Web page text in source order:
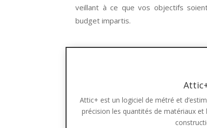
veillant à ce que vos objectifs
budget impartis.
Attic+ est un logiciel de métré et
précision les quantités de matériaux